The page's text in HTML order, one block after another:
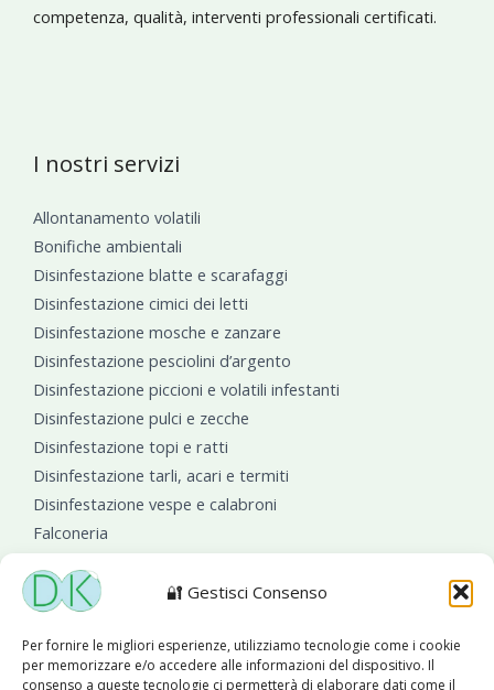
🔐 Gestisci Consenso
Per fornire le migliori esperienze, utilizziamo tecnologie come i cookie
per memorizzare e/o accedere alle informazioni del dispositivo. Il
consenso a queste tecnologie ci permetterà di elaborare dati come il
competenza, qualità, interventi professionali certificati.
I nostri servizi
Allontanamento volatili
Bonifiche ambientali
Disinfestazione blatte e scarafaggi
Disinfestazione cimici dei letti
Disinfestazione mosche e zanzare
Disinfestazione pesciolini d’argento
Disinfestazione piccioni e volatili infestanti
Disinfestazione pulci e zecche
Disinfestazione topi e ratti
Disinfestazione tarli, acari e termiti
Disinfestazione vespe e calabroni
Falconeria